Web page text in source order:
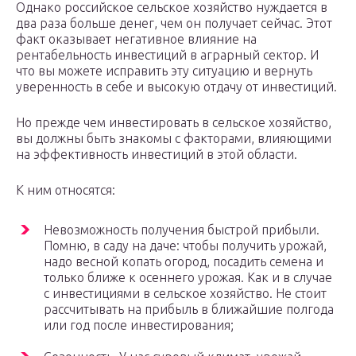
Однако российское сельское хозяйство нуждается в
два раза больше денег, чем он получает сейчас. Этот
факт оказывает негативное влияние на
рентабельность инвестиций в аграрный сектор. И
что вы можете исправить эту ситуацию и вернуть
уверенность в себе и высокую отдачу от инвестиций.
Но прежде чем инвестировать в сельское хозяйство,
вы должны быть знакомы с факторами, влияющими
на эффективность инвестиций в этой области.
К ним относятся:
Невозможность получения быстрой прибыли.
Помню, в саду на даче: чтобы получить урожай,
надо весной копать огород, посадить семена и
только ближе к осеннего урожая. Как и в случае
с инвестициями в сельское хозяйство. Не стоит
рассчитывать на прибыль в ближайшие полгода
или год после инвестирования;